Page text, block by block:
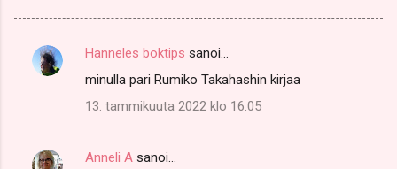
K
e
Hanneles boktips sanoi…
minulla pari Rumiko Takahashin kirjaa
13. tammikuuta 2022 klo 16.05
Anneli A sanoi…